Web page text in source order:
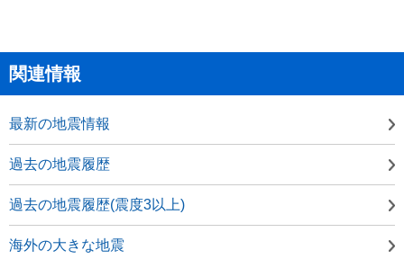
関連情報
最新の地震情報
過去の地震履歴
過去の地震履歴(震度3以上)
海外の大きな地震